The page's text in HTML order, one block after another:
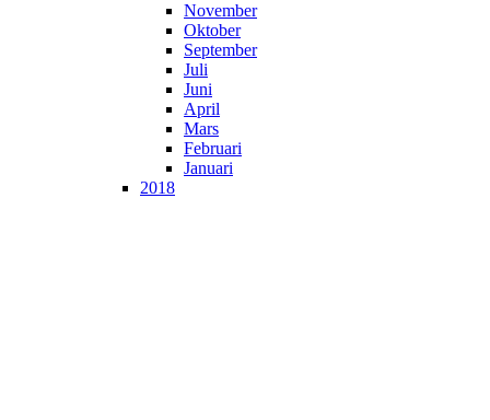
November
Oktober
September
Juli
Juni
April
Mars
Februari
Januari
2018